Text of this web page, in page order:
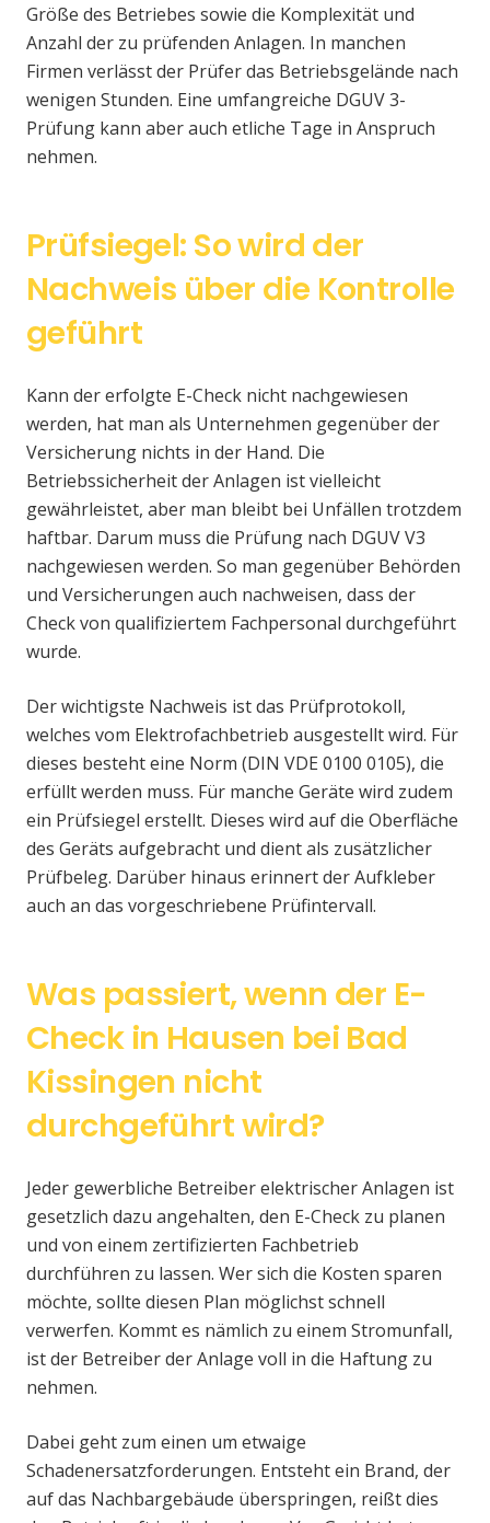
Größe des Betriebes sowie die Komplexität und
Anzahl der zu prüfenden Anlagen. In manchen
Firmen verlässt der Prüfer das Betriebsgelände nach
wenigen Stunden. Eine umfangreiche DGUV 3-
Prüfung kann aber auch etliche Tage in Anspruch
nehmen.
Prüfsiegel: So wird der
Nachweis über die Kontrolle
geführt
Kann der erfolgte E-Check nicht nachgewiesen
werden, hat man als Unternehmen gegenüber der
Versicherung nichts in der Hand. Die
Betriebssicherheit der Anlagen ist vielleicht
gewährleistet, aber man bleibt bei Unfällen trotzdem
haftbar. Darum muss die Prüfung nach DGUV V3
nachgewiesen werden. So man gegenüber Behörden
und Versicherungen auch nachweisen, dass der
Check von qualifiziertem Fachpersonal durchgeführt
wurde.
Der wichtigste Nachweis ist das Prüfprotokoll,
welches vom Elektrofachbetrieb ausgestellt wird. Für
dieses besteht eine Norm (DIN VDE 0100 0105), die
erfüllt werden muss. Für manche Geräte wird zudem
ein Prüfsiegel erstellt. Dieses wird auf die Oberfläche
des Geräts aufgebracht und dient als zusätzlicher
Prüfbeleg. Darüber hinaus erinnert der Aufkleber
auch an das vorgeschriebene Prüfintervall.
Was passiert, wenn der E-
Check in Hausen bei Bad
Kissingen nicht
durchgeführt wird?
Jeder gewerbliche Betreiber elektrischer Anlagen ist
gesetzlich dazu angehalten, den E-Check zu planen
und von einem zertifizierten Fachbetrieb
durchführen zu lassen. Wer sich die Kosten sparen
möchte, sollte diesen Plan möglichst schnell
verwerfen. Kommt es nämlich zu einem Stromunfall,
ist der Betreiber der Anlage voll in die Haftung zu
nehmen.
Dabei geht zum einen um etwaige
Schadenersatzforderungen. Entsteht ein Brand, der
auf das Nachbargebäude überspringen, reißt dies